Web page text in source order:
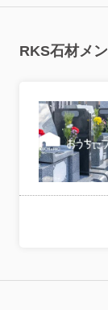
RKS石材メ